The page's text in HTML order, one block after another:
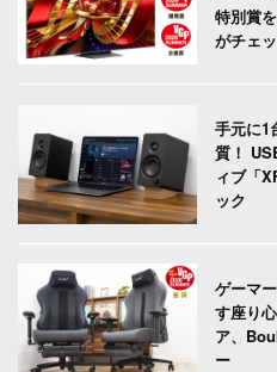
特別賞
がチェ
手元に1
質！
ィブ「
ック
ゲーマ
す座り
ア、
ー